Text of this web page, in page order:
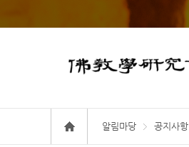
알림마당 공지사항